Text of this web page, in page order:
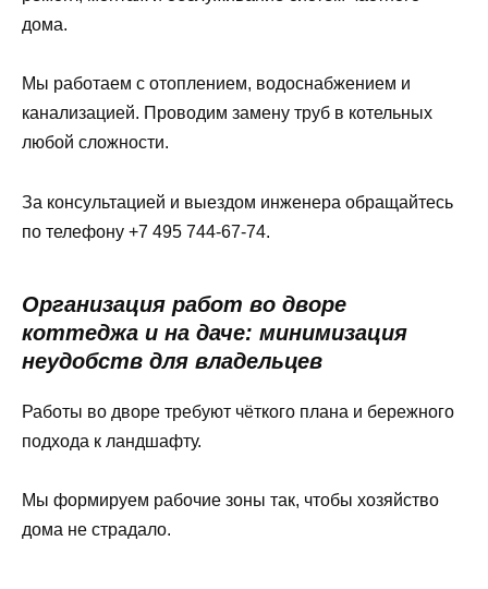
дома.
Мы работаем с отоплением, водоснабжением и
канализацией. Проводим замену труб в котельных
любой сложности.
За консультацией и выездом инженера обращайтесь
по телефону +7 495 744-67-74.
Организация работ во дворе
коттеджа и на даче: минимизация
неудобств для владельцев
Работы во дворе требуют чёткого плана и бережного
подхода к ландшафту.
Мы формируем рабочие зоны так, чтобы хозяйство
дома не страдало.